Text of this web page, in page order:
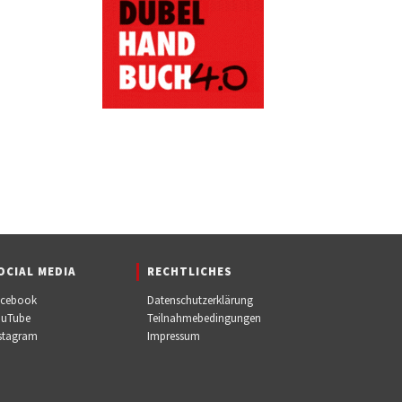
MEDIA
RECHTLICHES
Datenschutzerklärung
Teilnahmebedingungen
Impressum